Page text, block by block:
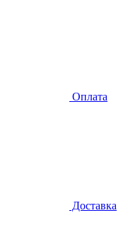
Оплата
Доставка